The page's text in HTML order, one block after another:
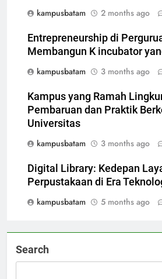
kampusbatam
2 months ago
Entrepreneurship di
Membangun K incubator
kampusbatam
3 months ago
Kampus yang Ramah
Pembaruan dan Praktik
Universitas
kampusbatam
3 months ago
Digital Library: Kedepan
Perpustakaan di Era
kampusbatam
5 months ago
Search